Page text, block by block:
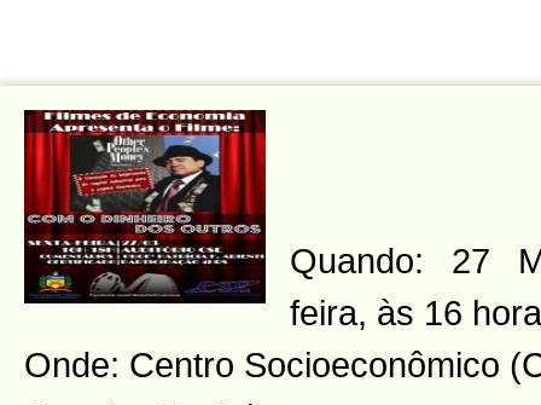
Quando: 27
feira, às 16
Onde: Centro Socioeconômico